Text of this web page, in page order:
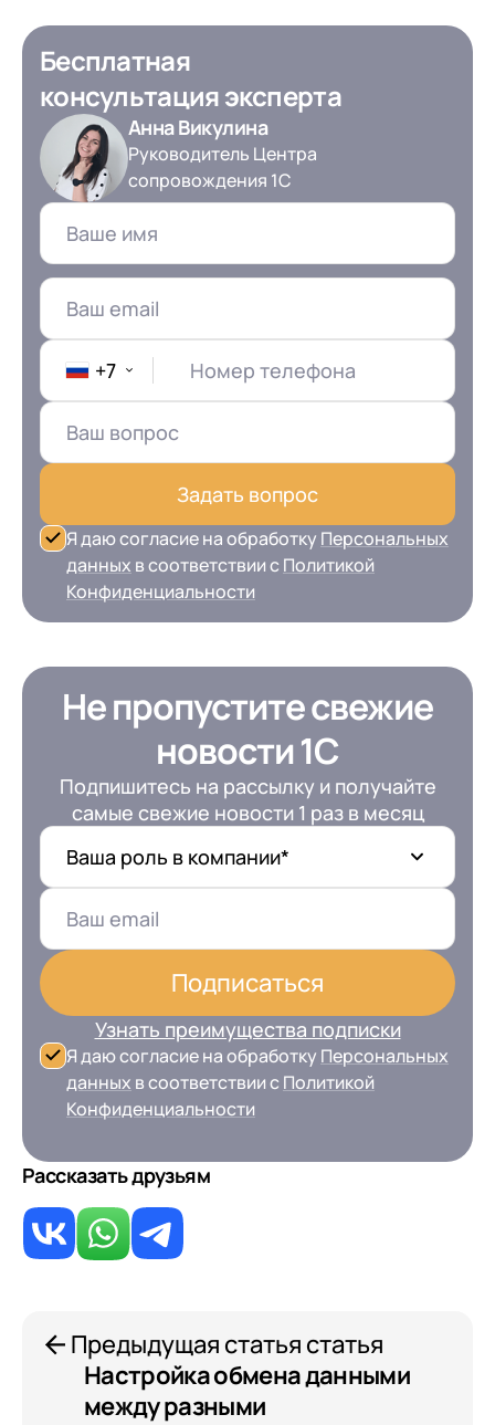
Бесплатная
консультация эксперта
Анна Викулина
Руководитель Центра
сопровождения 1С
+7 Номер телефона
Задать вопрос
Я даю согласие на обработку Персональных
данных в соответствии сПолитикой
Конфиденциальности
Не пропустите свежие
новости 1С
Подпишитесь на рассылку и получайте
самые свежие новости 1 раз в месяц
Ваша роль в компании*
Подписаться
Узнать преимущества подписки
Я даю согласие на обработку Персональных
данных в соответствии сПолитикой
Конфиденциальности
Рассказать друзьям
Предыдущая статья статья
Настройка обмена данными
между разными